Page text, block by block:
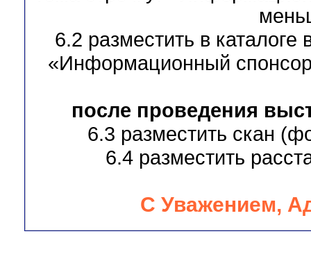
6.2 разместить в каталоге
«Информационный
после проведения
6.3 разместить скан
6.4 разместить
С Уважением,